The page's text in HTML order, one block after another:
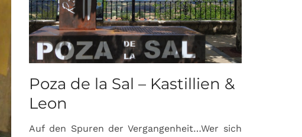
Poza de la Sal – Kastillien &
Leon
Auf den Spuren der Vergangenheit…Wer sich